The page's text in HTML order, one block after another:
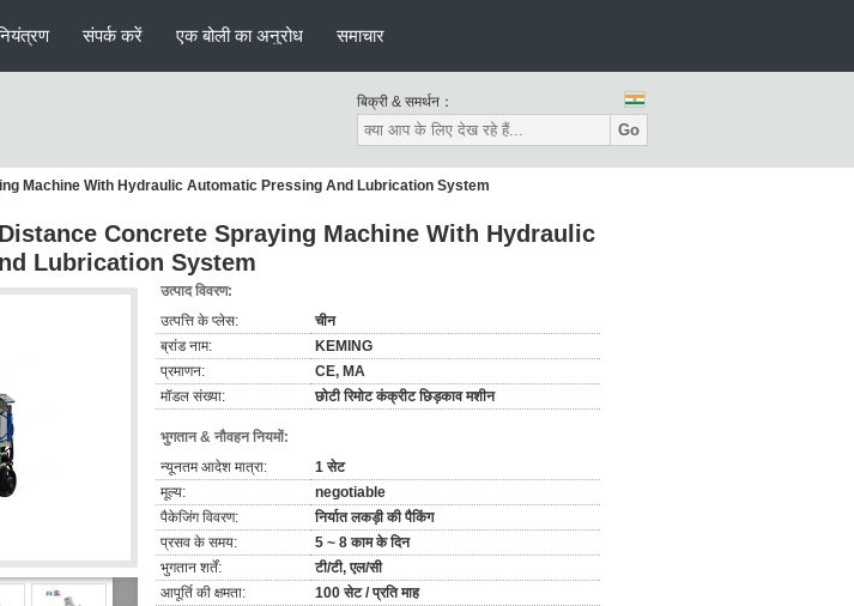
संपर्क करें एक बोली का अनुरोध समाचार
बिक्री & समर्थन：
Go
Machine With Hydraulic Automatic Pressing And Lubrication System
Concrete Spraying Machine With Hydraulic
Lubrication System
उत्पाद विवरण:
उत्पत्ति के प्लेस:
चीन
ब्रांड नाम:
KEMING
प्रमाणन:
CE, MA
मॉडल संख्या:
छोटी रिमोट कंक्रीट छिड़काव मशीन
भुगतान & नौवहन नियमों:
न्यूनतम आदेश मात्रा:
1 सेट
मूल्य:
negotiable
पैकेजिंग विवरण:
निर्यात लकड़ी की पैकिंग
प्रसव के समय:
5 ~ 8 काम के दिन
भुगतान शर्तें:
टी/टी, एल/सी
आपूर्ति की क्षमता:
100 सेट / प्रति माह